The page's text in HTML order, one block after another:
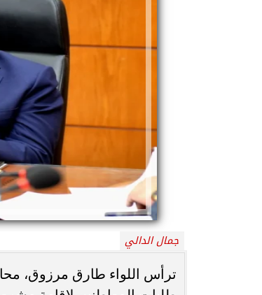
جمال الدالي
ترأس اللواء طارق مرزوق، محافظ
محافظ أسيوط : حملات مكثفة لرفع